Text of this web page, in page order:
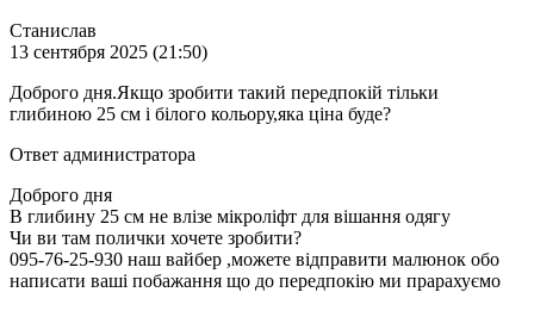
Станислав
13 сентября 2025 (21:50)
Доброго дня.Якщо зробити такий передпокій тільки
глибиною 25 см і білого кольору,яка ціна буде?
Ответ администратора
Доброго дня
В глибину 25 см не влізе мікроліфт для вішання одягу
Чи ви там полички хочете зробити?
095-76-25-930 наш вайбер ,можете відправити малюнок обо
написати ваші побажання що до передпокію ми прарахуємо